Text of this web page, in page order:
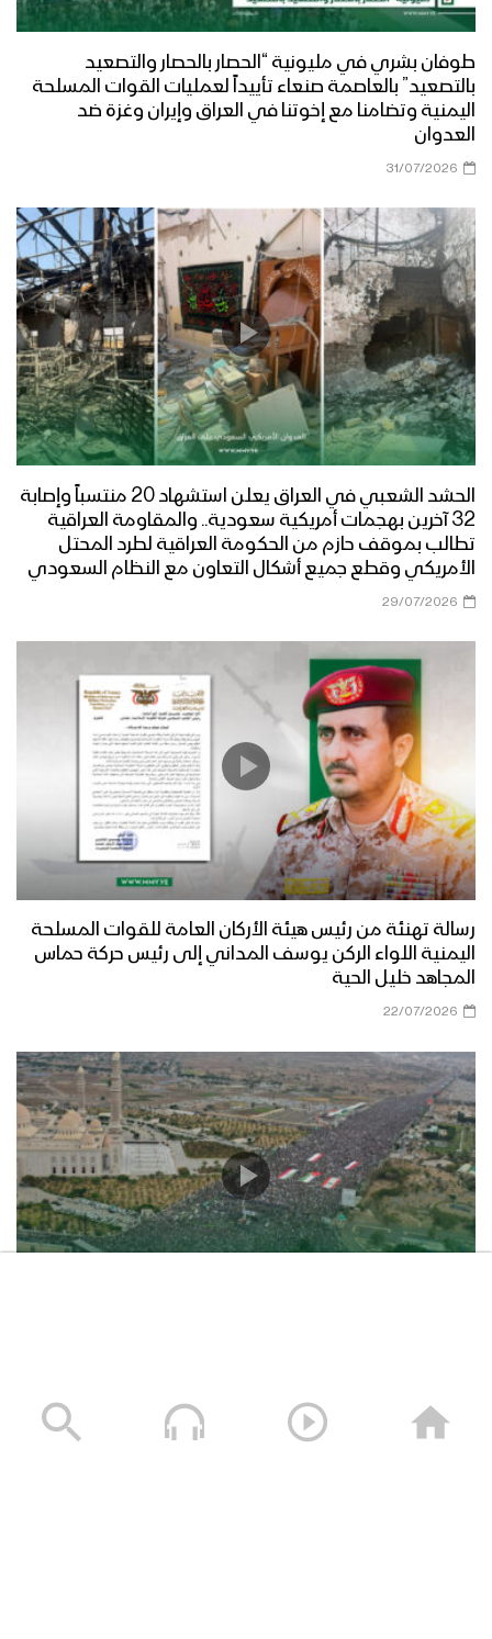
طوفان بشري في مليونية “الحصار بالحصار والتصعيد
بالتصعيد” بالعاصمة صنعاء تأييداً لعمليات القوات المسلحة
اليمنية وتضامنا مع إخوتنا في العراق وإيران وغزة ضد
العدوان
31/07/2026
الحشد الشعبي في العراق يعلن استشهاد 20 منتسباً وإصابة
32 آخرين بهجمات أمريكية سعودية.. والمقاومة العراقية
تطالب بموقف حازم من الحكومة العراقية لطرد المحتل
الأمريكي وقطع جميع أشكال التعاون مع النظام السعودي
29/07/2026
رسالة تهنئة من رئيس هيئة الأركان العامة للقوات المسلحة
اليمنية اللواء الركن يوسف المداني إلى رئيس حركة حماس
المجاهد خليل الحية
22/07/2026
17/07/2026